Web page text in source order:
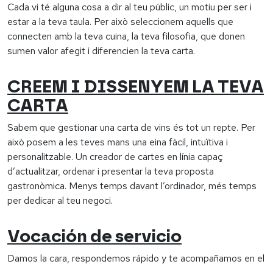
Cada vi té alguna cosa a dir al teu públic, un motiu per ser i
estar a la teva taula. Per això seleccionem aquells que
connecten amb la teva cuina, la teva filosofia, que donen
sumen valor afegit i diferencien la teva carta.
CREEM I DISSENYEM LA TEVA
CARTA
Sabem que gestionar una carta de vins és tot un repte. Per
això posem a les teves mans una eina fàcil, intuïtiva i
personalitzable. Un creador de cartes en línia capaç
d’actualitzar, ordenar i presentar la teva proposta
gastronòmica. Menys temps davant l’ordinador, més temps
per dedicar al teu negoci.
Vocación de servicio
Damos la cara, respondemos rápido y te acompañamos en el